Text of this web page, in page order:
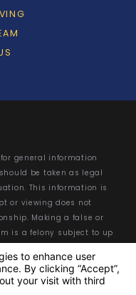
general information
be taken as legal
This information is
or viewing does not
Making a false or
is a felony subject to up
both imprisonment and